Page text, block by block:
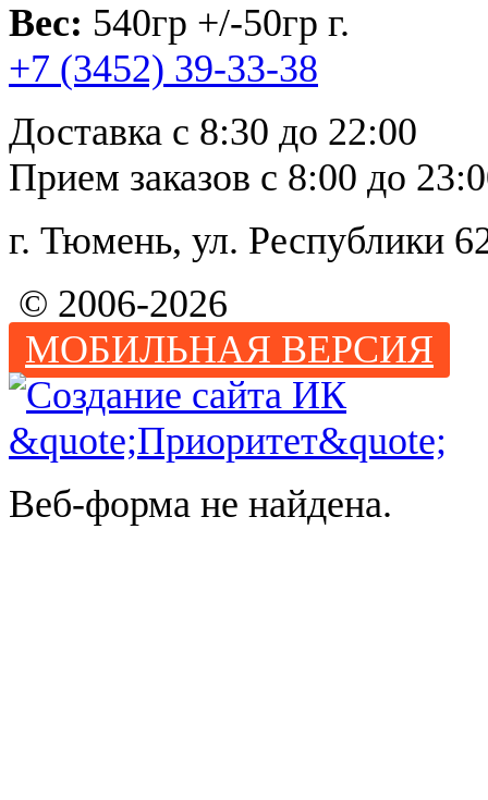
Вес: 540гр +/-50гр г.
+7 (3452) 39-33-38
Доставка с 8:30 до 22:00
Прием заказов с 8:00 до
г. Тюмень, ул.
© 2006-2026
МОБИЛЬНАЯ ВЕРСИЯ
Веб-форма не найдена.